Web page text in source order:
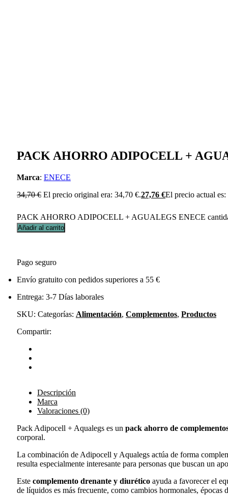
PACK AHORRO ADIPOCELL +
Marca: ENECE
34,70€ El precio original era: 34,70 €.27,76 €El precio actual
PACK AHORRO ADIPOCELL + AGUALEGS ENECE
Añadir al carrito
Pago seguro
Envío gratuito con pedidos superiores a 55 €
Entrega: 3-7 Días laborales
SKU: Categorías: Alimentación, Complementos, Productos
Compartir:
Descripción
Marca
Valoraciones (0)
Pack Adipocell + Aqualegs es un pack ahorro de
corporal.
La combinación de Adipocell y Aqualegs actúa de forma
resulta especialmente interesante para personas que buscan un
Este complemento drenante y diurético ayuda a favorecer el
de líquidos es más frecuente, como cambios hormonales, épocas